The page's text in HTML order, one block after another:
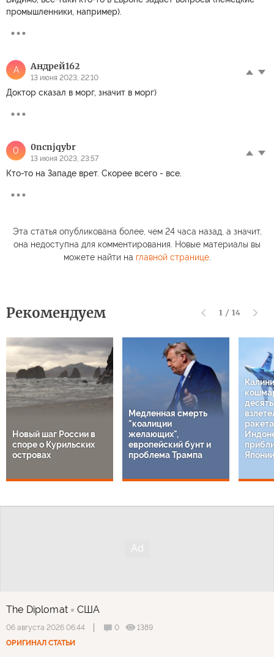
промышленники, например).
А Андрей162
13 июня 2023, 22:10
Доктор сказал в морг, значит в морг)
0 0ncnjqybr
13 июня 2023, 23:57
Кто-то на Западе врет. Скорее всего - все.
Эта статья опубликована более, чем 24 часа назад, а значит,
она недоступна для комментирования. Новые материалы вы
можете найти на главной странице.
Рекомендуем 1 / 14
Новый шаг России в
споре о Курильских
островах
Медленная смерть
"коалиции
желающих",
европейский бунт и
проблема Трампа
Японии
The Diplomat США
06 августа 2026 06:44 0
1389
ОРИГИНАЛ СТАТЬИ